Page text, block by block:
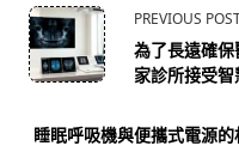
<span
class="nav-
subtitle
reader-
PREVIOUS
為了長遠確
家診所接受
睡眠呼吸機與便攜式電源